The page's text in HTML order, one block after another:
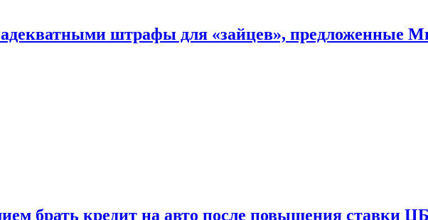
штрафы для «зайцев», предложенные
брать кредит на авто после повышения ставки ЦБ